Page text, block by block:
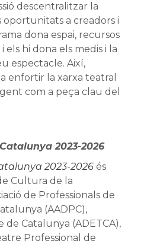
descentralitzar la
oportunitats a creadors i
dona espai, recursos
els hi dona els medis i la
espectacle. Així,
enfortir la xarxa teatral
com a peça clau del
2023-2026
2023-2026és
Cultura de la
de Professionals de
(AADPC),
de Catalunya (ADETCA),
Professional de